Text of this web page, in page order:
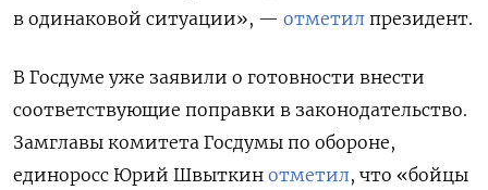
в одинаковой ситуации», — отметил президент.
В Госдуме уже заявили о готовности внести
соответствующие поправки в законодательство.
Замглавы комитета Госдумы по обороне,
единоросс Юрий Швыткин отметил, что «бойцы